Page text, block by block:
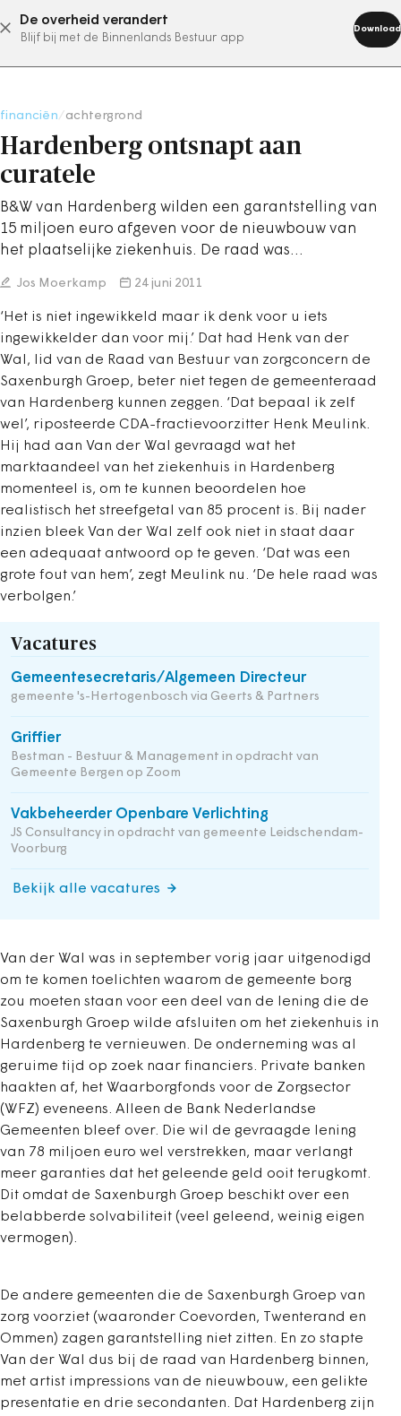
De overheid verandert
Blijf bij met de Binnenlands Bestuur app
Download
abonneer nu
financiën achtergrond
Hardenberg ontsnapt aan
curatele
B&W van Hardenberg wilden een garantstelling van
15 miljoen euro afgeven voor de nieuwbouw van
het plaatselijke ziekenhuis. De raad was…
Jos Moerkamp 24 juni 2011
‘Het is niet ingewikkeld maar ik denk voor u iets
ingewikkelder dan voor mij.’ Dat had Henk van der
Wal, lid van de Raad van Bestuur van zorgconcern de
Saxenburgh Groep, beter niet tegen de gemeenteraad
van Hardenberg kunnen zeggen. ‘Dat bepaal ik zelf
wel’, riposteerde CDA-fractievoorzitter Henk Meulink.
Hij had aan Van der Wal gevraagd wat het
marktaandeel van het ziekenhuis in Hardenberg
momenteel is, om te kunnen beoordelen hoe
realistisch het streefgetal van 85 procent is. Bij nader
inzien bleek Van der Wal zelf ook niet in staat daar
een adequaat antwoord op te geven. ‘Dat was een
grote fout van hem’, zegt Meulink nu. ‘De hele raad was
verbolgen.’
Vacatures
Gemeentesecretaris/Algemeen Directeur
gemeente 's-Hertogenbosch via Geerts & Partners
Griffier
Bestman - Bestuur & Management in opdracht van
Gemeente Bergen op Zoom
Vakbeheerder Openbare Verlichting
JS Consultancy in opdracht van gemeente Leidschendam-
Voorburg
Bekijk alle vacatures
Van der Wal was in september vorig jaar uitgenodigd
om te komen toelichten waarom de gemeente borg
zou moeten staan voor een deel van de lening die de
Saxenburgh Groep wilde afsluiten om het ziekenhuis in
Hardenberg te vernieuwen. De onderneming was al
geruime tijd op zoek naar financiers. Private banken
haakten af, het Waarborgfonds voor de Zorgsector
(WFZ) eveneens. Alleen de Bank Nederlandse
Gemeenten bleef over. Die wil de gevraagde lening
van 78 miljoen euro wel verstrekken, maar verlangt
meer garanties dat het geleende geld ooit terugkomt.
Dit omdat de Saxenburgh Groep beschikt over een
belabberde solvabiliteit (veel geleend, weinig eigen
vermogen).
De andere gemeenten die de Saxenburgh Groep van
zorg voorziet (waaronder Coevorden, Twenterand en
Ommen) zagen garantstelling niet zitten. En zo stapte
Van der Wal dus bij de raad van Hardenberg binnen,
met artist impressions van de nieuwbouw, een gelikte
presentatie en drie secondanten. Dat Hardenberg zijn